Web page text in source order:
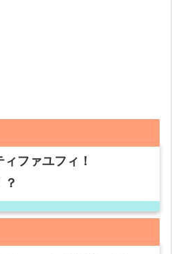
ファユフィ！